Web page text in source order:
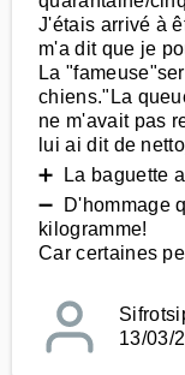
J'étais arrivé à
m'a dit que je
La
chiens."La
ne m'avait pas
lui ai dit de
➕ La baguette
➖ D'hommage
kilogramme!
Car certaines
13/03/